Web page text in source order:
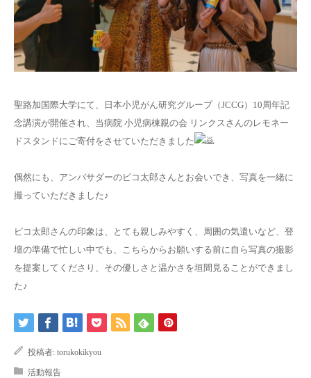
聖路加国際大学にて、日本小児がん研究グループ（JCCG）10周年記
念講演が開催され、当病院 小児病棟親の会 リンクスさんのレモネー
ドスタンドにご寄付をさせていただきました
偶然にも、アンバサダーのピコ太郎さんとお会いでき、写真を一緒に
撮っていただきました♪
ピコ太郎さんの印象は、とても親しみやすく、周囲の気遣いなど、登
壇の準備で忙しい中でも、こちらからお願いする前に自ら写真の撮影
を提案してくださり、その優しさと温かさを垣間見ることができまし
た♪
投稿者: torukokikyou
活動報告